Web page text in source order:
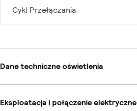
Cykl Przełączania
Dane techniczne oświetlenia
Eksploatacja i połączenie elektryczne